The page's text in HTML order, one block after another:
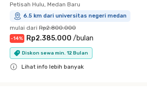
Petisah Hulu, Medan Baru
6.5 km dari universitas negeri medan
mulai dari Rp2.800.000
-14% Rp2.385.000 /bulan
Diskon sewa min. 12 Bulan
Lihat info lebih banyak